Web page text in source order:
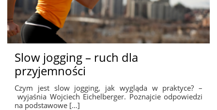
Slow jogging – ruch dla
przyjemności
Czym jest slow jogging, jak wygląda w praktyce? –
wyjaśnia Wojciech Eichelberger. Poznajcie odpowiedzi
na podstawowe […]